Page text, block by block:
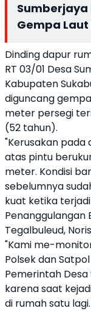
Gempa Laut
Dinding dapur
RT 03/01 Desa
Kabupaten
diguncang
meter persegi
(52 tahun).
"Kerusakan pada
atas pintu
meter. Kondisi
sebelumnya
kuat ketika
Penanggulangan
Tegalbuleud,
"Kami me-
Polsek dan
Pemerintah
karena saat
di rumah satu